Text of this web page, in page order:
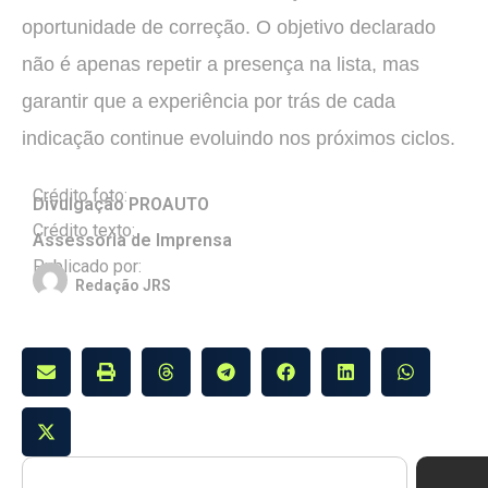
oportunidade de correção. O objetivo declarado
não é apenas repetir a presença na lista, mas
garantir que a experiência por trás de cada
indicação continue evoluindo nos próximos ciclos.
Crédito foto:
Divulgação PROAUTO
Crédito texto:
Assessoria de Imprensa
Publicado por:
Redação JRS